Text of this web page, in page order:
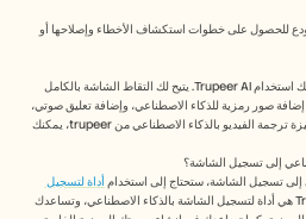
إلى تسجيل الشاشة؟
إلى تسجيل الشاشة، ستحتاج إلى استخدام